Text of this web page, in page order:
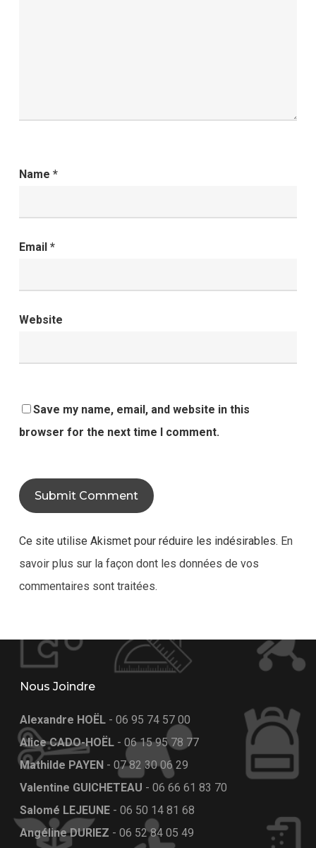
Name *
Email *
Website
Save my name, email, and website in this
browser for the next time I comment.
Ce site utilise Akismet pour réduire les indésirables. En
savoir plus sur la façon dont les données de vos
commentaires sont traitées.
Nous Joindre
Alexandre HOËL - 06 95 74 57 00
Alice CADO-HOËL - 06 15 95 78 77
Mathilde PAYEN - 07 82 30 06 29
Valentine GUICHETEAU - 06 66 61 83 70
Salomé LEJEUNE - 06 50 14 81 68
Angéline DURIEZ - 06 52 84 05 49